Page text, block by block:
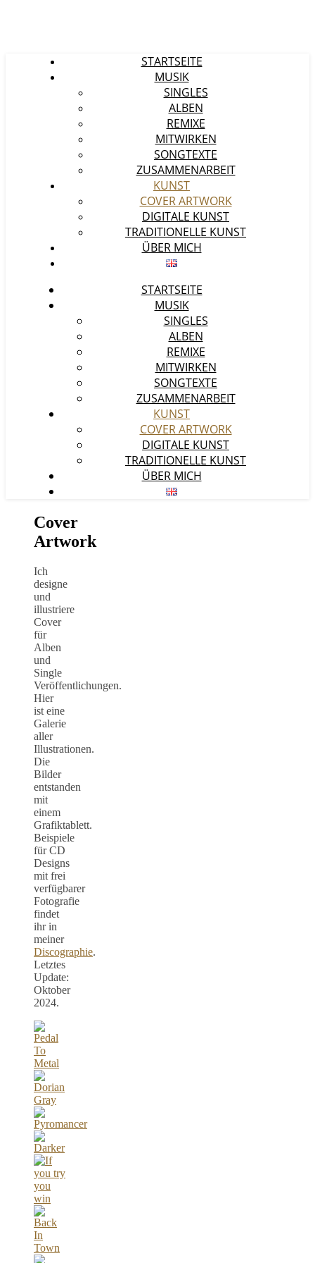
STARTSEITE
MUSIK
SINGLES
ALBEN
REMIXE
MITWIRKEN
SONGTEXTE
ZUSAMMENARBEIT
KUNST
COVER ARTWORK
DIGITALE KUNST
TRADITIONELLE KUNST
ÜBER MICH
STARTSEITE
MUSIK
SINGLES
ALBEN
REMIXE
MITWIRKEN
SONGTEXTE
ZUSAMMENARBEIT
KUNST
COVER ARTWORK
DIGITALE KUNST
TRADITIONELLE KUNST
ÜBER MICH
Cover
Artwork
Ich
designe
und
illustriere
Cover
für
Alben
und
Single
Veröffentlichungen.
Hier
ist eine
Galerie
aller
Illustrationen.
Die
Bilder
entstanden
mit
einem
Grafiktablett.
Beispiele
für CD
Designs
mit frei
verfügbarer
Fotografie
findet
ihr in
meiner
Discographie.
Letztes
Update:
Oktober
2024.